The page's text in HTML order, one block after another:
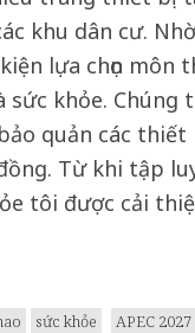
khu dân cư.
lựa chọn môn
sức khỏe. Chúng
quản các thiết
Từ khi tập
tôi được cải
sức khỏe APEC 2027